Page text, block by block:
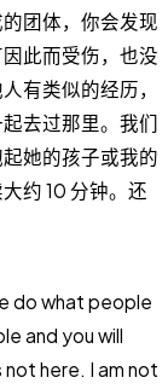
团体，你会发现
此而受伤，也没
有类似的经历，
去过那里。我们
她的孩子或我的
约 10 分钟。还
do what people
and you will
here. I am not